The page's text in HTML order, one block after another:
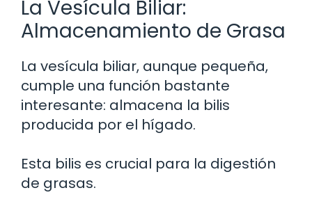
La Vesícula Biliar:
Almacenamiento de Grasa
La vesícula biliar, aunque pequeña,
cumple una función bastante
interesante: almacena la bilis
producida por el hígado.
Esta bilis es crucial para la digestión
de grasas.